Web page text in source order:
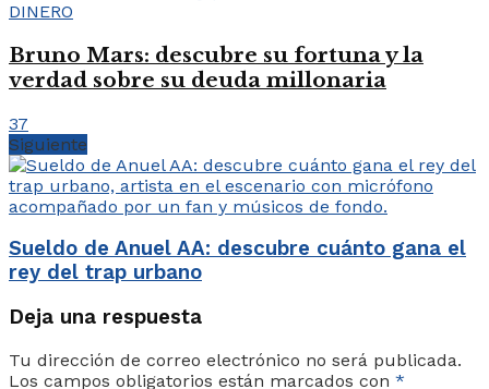
DINERO
Bruno Mars: descubre su fortuna y la
verdad sobre su deuda millonaria
37
Siguiente
Sueldo de Anuel AA: descubre cuánto gana el
rey del trap urbano
Deja una respuesta
Tu dirección de correo electrónico no será publicada.
Los campos obligatorios están marcados con *